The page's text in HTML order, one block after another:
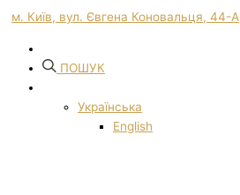
м. Київ, вул. Євгена Коновальця, 44-А
ПОШУК
Українська
English